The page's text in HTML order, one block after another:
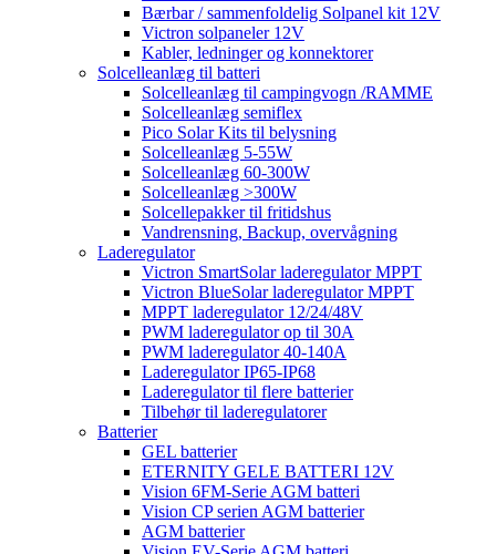
Bærbar / sammenfoldelig Solpanel kit 12V
Victron solpaneler 12V
Kabler, ledninger og konnektorer
Solcelleanlæg til batteri
Solcelleanlæg til campingvogn /RAMME
Solcelleanlæg semiflex
Pico Solar Kits til belysning
Solcelleanlæg 5-55W
Solcelleanlæg 60-300W
Solcelleanlæg >300W
Solcellepakker til fritidshus
Vandrensning, Backup, overvågning
Laderegulator
Victron SmartSolar laderegulator MPPT
Victron BlueSolar laderegulator MPPT
MPPT laderegulator 12/24/48V
PWM laderegulator op til 30A
PWM laderegulator 40-140A
Laderegulator IP65-IP68
Laderegulator til flere batterier
Tilbehør til laderegulatorer
Batterier
GEL batterier
ETERNITY GELE BATTERI 12V
Vision 6FM-Serie AGM batteri
Vision CP serien AGM batterier
AGM batterier